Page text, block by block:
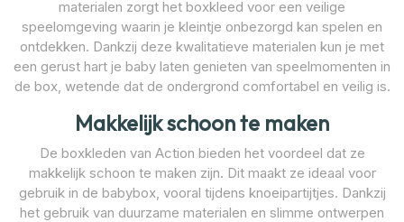
materialen zorgt het boxkleed voor een veilige
speelomgeving waarin je kleintje onbezorgd kan spelen en
ontdekken. Dankzij deze kwalitatieve materialen kun je met
een gerust hart je baby laten genieten van speelmomenten in
de box, wetende dat de ondergrond comfortabel en veilig is.
Makkelijk schoon te maken
De boxkleden van Action bieden het voordeel dat ze
makkelijk schoon te maken zijn. Dit maakt ze ideaal voor
gebruik in de babybox, vooral tijdens knoeipartijtjes. Dankzij
het gebruik van duurzame materialen en slimme ontwerpen